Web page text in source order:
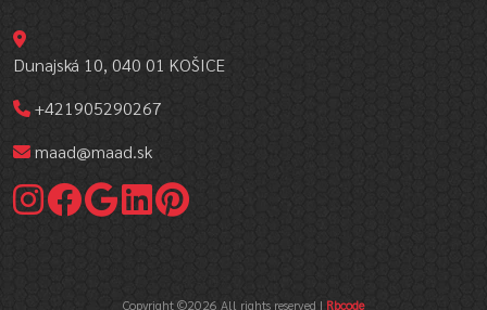
Dunajská 10, 040 01 KOŠICE
+421905290267
maad@maad.sk
Copyright ©2026 All rights reserved | Rbcode